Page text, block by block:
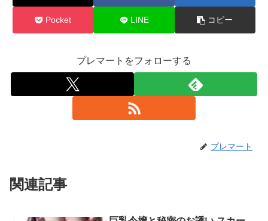
Pocket LINE コピー
プレマートをフォローする
プレマート
関連記事